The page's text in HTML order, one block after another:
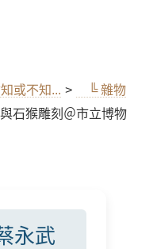
或不知... >
╚ 雜物
石猴雕刻＠市立博物
永武